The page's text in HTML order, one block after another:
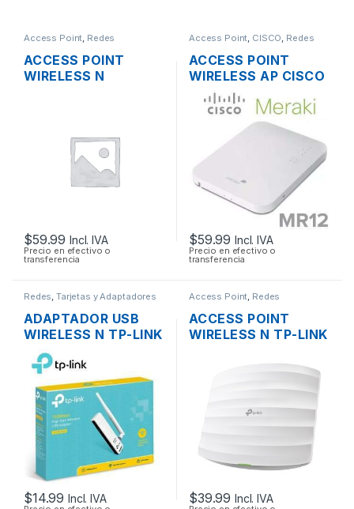
Access Point, Redes
ACCESS POINT
WIRELESS N
DUAL BAND GIGABIT
SOPORTA POE
$59.99 Incl. IVA
Precio en efectivo o
transferencia
Access Point, CISCO, Redes
ACCESS POINT
WIRELESS AP CISCO
MERAKI MR12 CLOUD
MANAGED AP
2.4GHZ SOPORTE
POE OUTDOOR
$59.99 Incl. IVA
Precio en efectivo o
transferencia
Redes ,Tarjetas y Adaptadores
Wireless
ADAPTADOR USB
WIRELESS N TP-LINK
TL-WN722N UNA
ANTENA ALTA
GANANCIA
$14.99 Incl. IVA
Access Point Redes
ACCESS POINT
WIRELESS N TP-LINK
ANTENAS INT.
300MBPS SOPORTA
$39.99 Incl. IVA